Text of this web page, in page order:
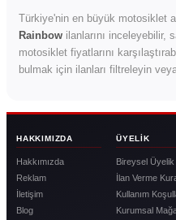
Türkiye'nin en büyük motosiklet
Rainbow ilanlarını inceleyebilir,
motosiklet fiyatlarını
bulmak için ilanları filtreleyin
HAKKIMIZDA
Hakkımızda
Reklam
İletişim
Blog
ÜYELIK
Bireysel
İlan Verme
Kullanım
Kurumsal